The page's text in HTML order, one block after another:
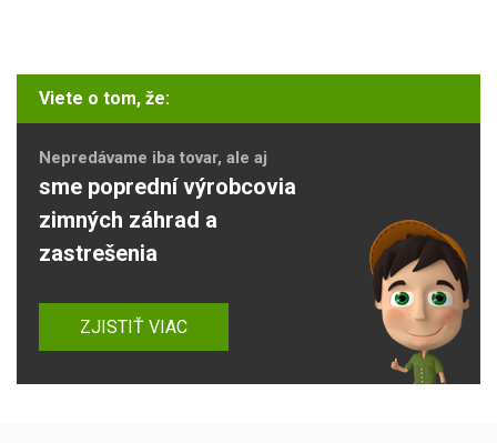
Viete o tom, že:
Nepredávame iba tovar, ale aj
sme poprední výrobcovia
zimných záhrad a
zastrešenia
ZJISTIŤ VIAC